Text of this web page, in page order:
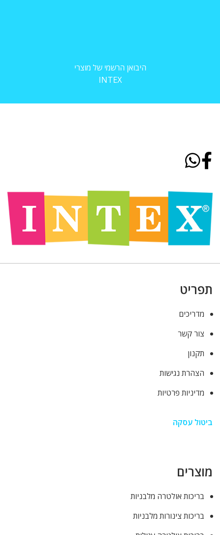
היבואן הרשמי של מוצרי
INTEX
תפריט
מדריכים
צור קשר
תקנון
הצהרת נגישות
מדיניות פרטיות
ביטול עסקה
מוצרים
בריכות אולטרה מלבניות
בריכות צינורות מלבניות